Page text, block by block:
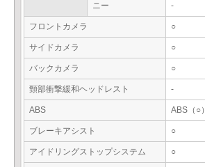
ニー -
フロントカメラ ○
サイドカメラ ○
バックカメラ ○
頸部衝撃緩和ヘッドレスト -
ABS ABS（○）
ブレーキアシスト ○
アイドリングストップシステム ○